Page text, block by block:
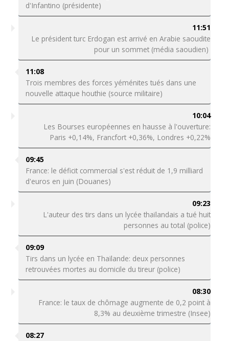
d'Infantino (présidente)
11:51
Le président turc Erdogan est arrivé en Arabie saoudite
pour un sommet (média saoudien)
11:08
Trois membres des forces yéménites tués dans une
nouvelle attaque houthie (source militaire)
10:04
Les Bourses européennes en hausse à l'ouverture:
Paris +0,14%, Francfort +0,36%, Londres +0,22%
09:45
France: le déficit commercial s'est réduit de 1,9 milliard
d'euros en juin (Douanes)
09:23
L'auteur des tirs dans un lycée thaïlandais a tué huit
personnes au total (police)
09:09
Tirs dans un lycée en Thaïlande: deux personnes
retrouvées mortes au domicile du tireur (police)
08:30
France: le taux de chômage augmente de 0,2 point à
8,3% au deuxième trimestre (Insee)
08:27